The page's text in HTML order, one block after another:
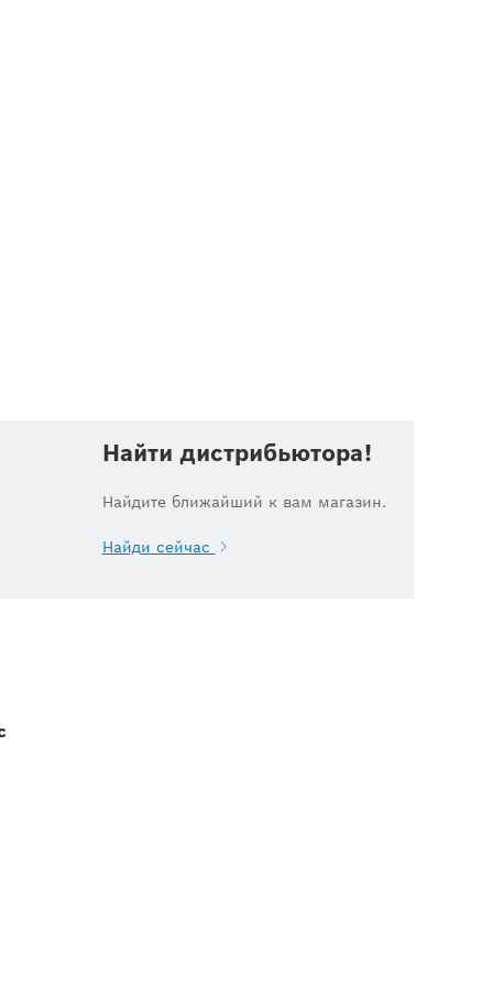
Найти дистрибьютора!
Найдите ближайший к вам магазин.
Найди сейчас